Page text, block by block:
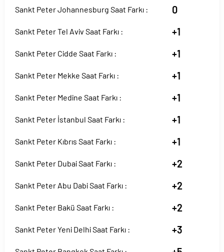
Sankt Peter Johannesburg Saat Farkı : 0
Sankt Peter Tel Aviv Saat Farkı : +1
Sankt Peter Cidde Saat Farkı : +1
Sankt Peter Mekke Saat Farkı : +1
Sankt Peter Medine Saat Farkı : +1
Sankt Peter İstanbul Saat Farkı : +1
Sankt Peter Kıbrıs Saat Farkı : +1
Sankt Peter Dubai Saat Farkı : +2
Sankt Peter Abu Dabi Saat Farkı : +2
Sankt Peter Bakü Saat Farkı : +2
Sankt Peter Yeni Delhi Saat Farkı : +3